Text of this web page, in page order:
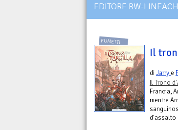
EDITORE RW-
FUMETTI
Il
diJarry e
Il Trono
Francia,
mentre
d'assalto